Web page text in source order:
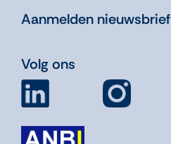
Aanmelden nieuwsbrief
Volg ons